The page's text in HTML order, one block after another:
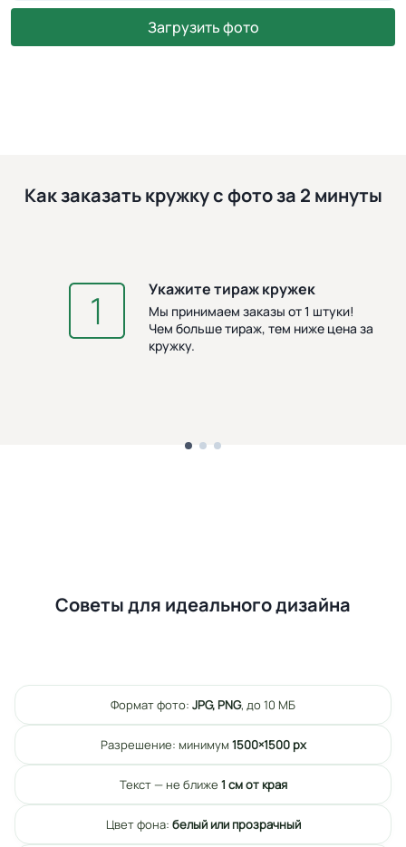
Загрузить фото
Как заказать кружку с фото за 2 минуты
Укажите тираж кружек
Мы принимаем заказы от 1 штуки!
Чем больше тираж, тем ниже цена за
кружку.
Советы для идеального дизайна
Формат фото: JPG, PNG, до 10 МБ
Разрешение: минимум 1500×1500 px
Текст — не ближе 1 см от края
Цвет фона: белый или прозрачный